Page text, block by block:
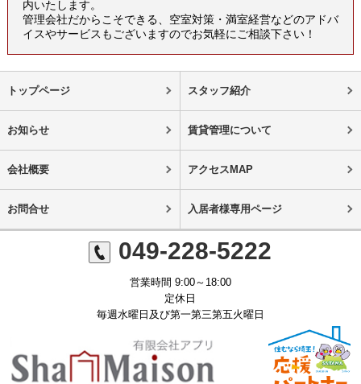
内いたします。
管理会社だからこそできる、空室対策・満室経営などのアドバ
イスやサービスもございますのでお気軽にご相談下さい！
トップページ スタッフ紹介
お知らせ 賃貸管理について
会社概要 アクセスMAP
お問合せ 入居者様専用ページ
049-228-5222
営業時間 9:00～18:00
定休日
毎週水曜日及び第一第三第五火曜日